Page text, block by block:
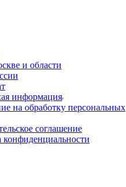
и области
информация
на обработку персональных
соглашение